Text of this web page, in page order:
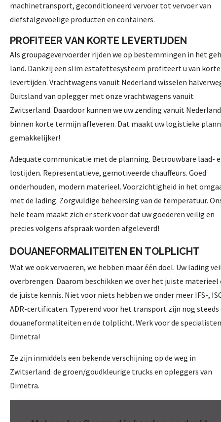
machinetransport, geconditioneerd vervoer tot vervoer van
diefstalgevoelige producten en containers.
PROFITEER VAN KORTE LEVERTIJDEN
Als groupagevervoerder rijden we op bestemmingen in het
land. Dankzij een slim estafettesysteem profiteert u van korte
levertijden. Vrachtwagens vanuit Nederland wisselen
Duitsland van oplegger met onze vrachtwagens vanuit
Zwitserland. Daardoor kunnen we uw zending vanuit Nederland
binnen korte termijn afleveren. Dat maakt uw logistieke
gemakkelijker!
Adequate communicatie met de planning. Betrouwbare laad-
lostijden. Representatieve, gemotiveerde chauffeurs. Goed
onderhouden, modern materieel. Voorzichtigheid in het
met de lading. Zorgvuldige beheersing van de temperatuur.
hele team maakt zich er sterk voor dat uw goederen veilig en
precies volgens afspraak worden afgeleverd!
DOUANEFORMALITEITEN EN TOLPLICHT
Wat we ook vervoeren, we hebben maar één doel. Uw lading
overbrengen. Daarom beschikken we over het juiste materieel
de juiste kennis. Niet voor niets hebben we onder meer IFS-,
ADR-certificaten. Typerend voor het transport zijn nog steeds
douaneformaliteiten en de tolplicht. Werk voor de
Dimetra!
Ze zijn inmiddels een bekende verschijning op de weg in
Zwitserland: de groen/goudkleurige trucks en opleggers van
Dimetra.